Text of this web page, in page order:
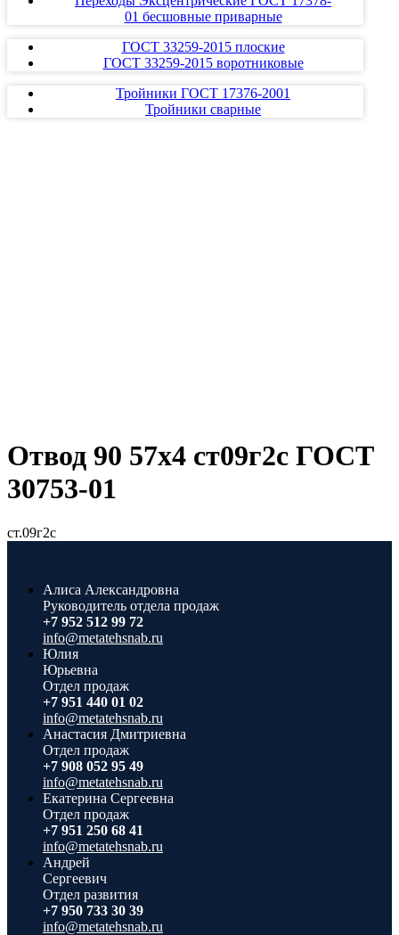
01 бесшовные приварные
ГОСТ 33259-2015 плоские
ГОСТ 33259-2015 воротниковые
Тройники ГОСТ 17376-2001
Тройники сварные
Отвод 90 57х4 ст09г2с ГОСТ
30753-01
ст.09г2с
Алиса Александровна
Руководитель отдела продаж
+7 952 512 99 72
info@metatehsnab.ru
Юлия
Юрьевна
Отдел продаж
+7 951 440 01 02
info@metatehsnab.ru
Анастасия Дмитриевна
Отдел продаж
+7 908 052 95 49
info@metatehsnab.ru
Екатерина Сергеевна
Отдел продаж
+7 951 250 68 41
info@metatehsnab.ru
Андрей
Сергеевич
Отдел развития
+7 950 733 30 39
info@metatehsnab.ru